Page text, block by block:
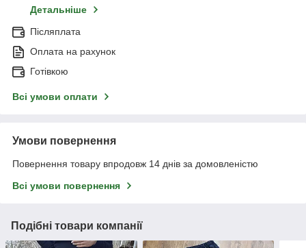
Детальніше
Післяплата
Оплата на рахунок
Готівкою
Всі умови оплати
Умови повернення
Повернення товару впродовж 14 днів за домовленістю
Всі умови повернення
Подібні товари компанії